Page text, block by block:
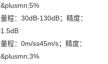
&plusmn;5%
量程：30dB-130dB；精度：
1.5dB
量程：0m/ss45m/s；精度：
&plusmn;3%